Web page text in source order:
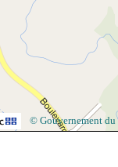
© Gouvernement du